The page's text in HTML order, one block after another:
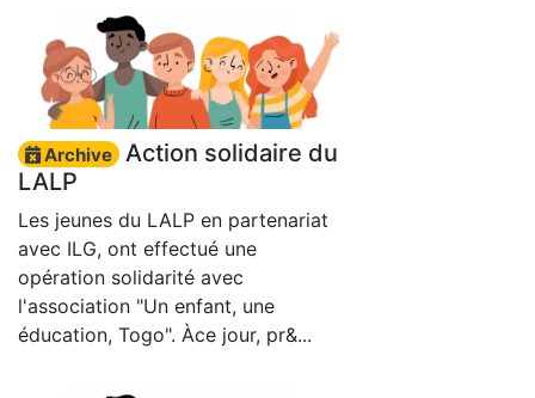
Archive
Action solidaire du
LALP
Les jeunes du LALP en partenariat
avec ILG, ont effectué une
opération solidarité avec
l'association "Un enfant, une
éducation, Togo". Àce jour, pr&...